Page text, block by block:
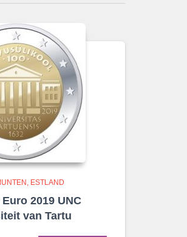
ESTLAND
2019 UNC
van Tartu